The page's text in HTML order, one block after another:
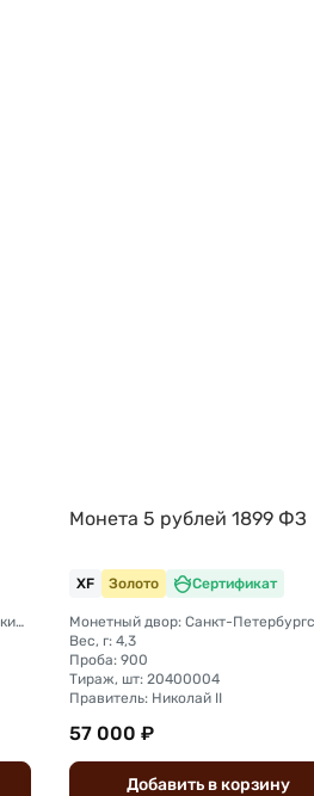
Монетный двор: Санкт-Петербургский монетный двор
Монета 5 рублей 1899 ФЗ
XF Золото Сертификат
Вес, г: 4,3
Проба: 900
Тираж, шт: 20400004
Правитель: Николай II
57 000 ₽
Добавить вкорзину